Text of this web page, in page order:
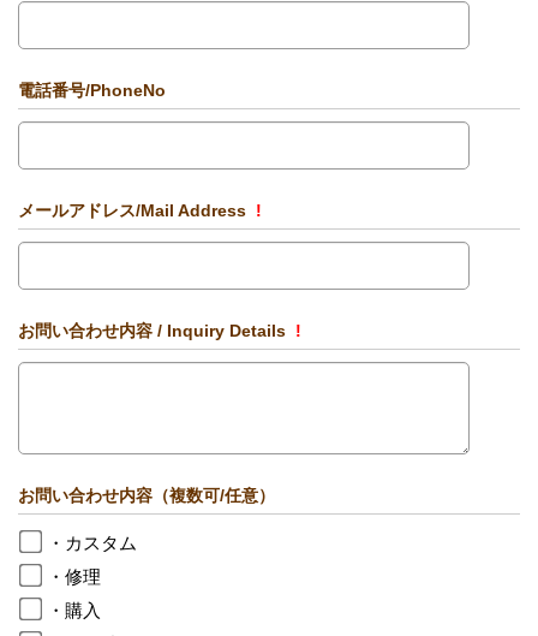
電話番号/PhoneNo
メールアドレス/Mail Address !
お問い合わせ内容 / Inquiry Details !
お問い合わせ内容（複数可/任意）
・カスタム
・修理
・購入